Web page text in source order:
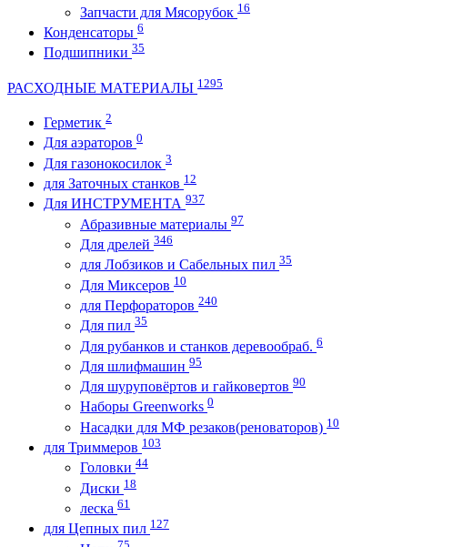
Запчасти для Мясорубок 16
Конденсаторы 6
Подшипники 35
РАСХОДНЫЕ МАТЕРИАЛЫ 1295
Герметик 2
Для аэраторов 0
Для газонокосилок 3
для Заточных станков 12
Для ИНСТРУМЕНТА 937
Абразивные материалы 97
Для дрелей 346
для Лобзиков и Сабельных пил 35
Для Миксеров 10
для Перфораторов 240
Для пил 35
Для рубанков и станков деревообраб. 6
Для шлифмашин 95
Для шуруповёртов и гайковертов 90
Наборы Greenworks 0
Насадки для МФ резаков(реноваторов) 10
для Триммеров 103
Головки 44
Диски 18
леска 61
для Цепных пил 127
75